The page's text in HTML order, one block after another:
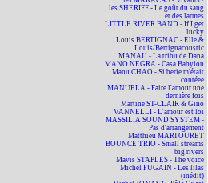
les SHERIFF - Le goût du sang
et des larmes
LITTLE RIVER BAND - If I get
lucky
Louis BERTIGNAC - Elle &
Louis/Bertignacoustic
MANAU - La tribu de Dana
MANO NEGRA - Casa Babylon
Manu CHAO - Si berie m'était
contéee
MANUELA - Faire l'amour une
dernière fois
Martine ST-CLAIR & Gino
VANNELLI - L'amour est loi
MASSILIA SOUND SYSTEM -
Pas d'arrangement
Matthieu MARTOURET
BOUNCE TRIO - Small streams
big rivers
Mavis STAPLES - The voice
Michel FUGAIN - Les lilas
(inédit)